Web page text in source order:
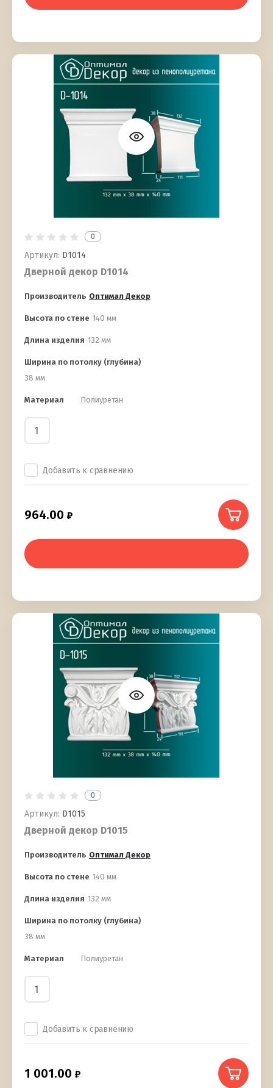
0
Артикул: D1014
Дверной декор D1014
Производитель Оптимал Декор
Высота по стене 140 мм
Длина изделия 132 мм
Ширина по потолку (глубина)
38 мм
Материал Полиуретан
Добавить к сравнению
964.00
0
Артикул: D1015
Дверной декор D1015
Производитель Оптимал Декор
Высота по стене 140 мм
Длина изделия 132 мм
Ширина по потолку (глубина)
38 мм
Материал Полиуретан
Добавить к сравнению
1 001.00